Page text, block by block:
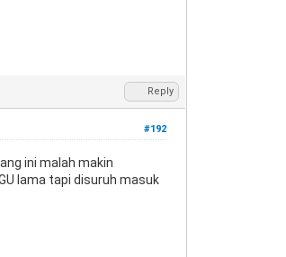
Reply
#192
ini malah makin
lama tapi disuruh masuk